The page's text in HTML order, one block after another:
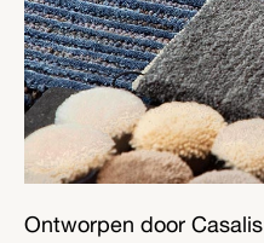
Ontworpen door Casalis